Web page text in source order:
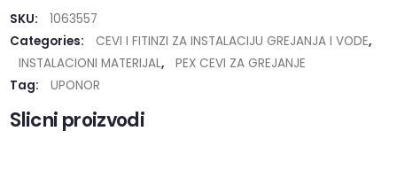
SKU:
1063557
Categories:
CEVI I FITINZI ZA INSTALACIJU GREJANJA I VODE,
INSTALACIONI MATERIJAL,
PEX CEVI ZA GREJANJE
Tag:
UPONOR
Slicni proizvodi